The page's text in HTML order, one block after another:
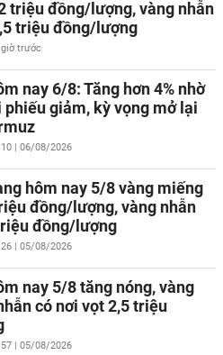
triệu đồng/lượng, vàng nhẫn
triệu đồng/lượng
trước
nay 6/8: Tăng hơn 4% nhờ
phiếu giảm, kỳ vọng mở lại
| 06/08/2026
hôm nay 5/8 vàng miếng
đồng/lượng, vàng nhẫn
đồng/lượng
| 05/08/2026
nay 5/8 tăng nóng, vàng
có nơi vọt 2,5 triệu
| 05/08/2026